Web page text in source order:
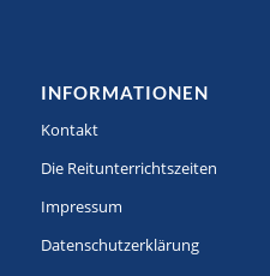
INFORMATIONEN
Kontakt
Die Reitunterrichtszeiten
Impressum
Datenschutzerklärung